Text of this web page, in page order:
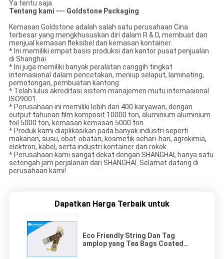
Ya tentu saja.
Tentang kami --- Goldstone Packaging
Kemasan Goldstone adalah salah satu perusahaan Cina
terbesar yang mengkhususkan diri dalam R & D, membuat dan
menjual kemasan fleksibel dan kemasan kontainer.
* Ini memiliki empat basis produksi dan kantor pusat penjualan
di Shanghai.
* Ini juga memiliki banyak peralatan canggih tingkat
internasional dalam pencetakan, meniup selaput, laminating,
pemotongan, pembuatan kantong.
* Telah lulus akreditasi sistem manajemen mutu internasional
ISO9001.
* Perusahaan ini memiliki lebih dari 400 karyawan, dengan
output tahunan film komposit 10000 ton, aluminium aluminium
foil 5000 ton, kemasan kemasan 5000 ton.
* Produk kami diaplikasikan pada banyak industri seperti
makanan, susu, obat-obatan, kosmetik sehari-hari, agrokimia,
elektron, kabel, serta industri kontainer dan rokok.
* Perusahaan kami sangat dekat dengan SHANGHAI, hanya satu
setengah jam perjalanan dari SHANGHAI. Selamat datang di
perusahaan kami!
Dapatkan Harga Terbaik untuk
Eco Friendly String Dan Tag
amplop yang Tea Bags Coated